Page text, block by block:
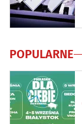
POPULARNE